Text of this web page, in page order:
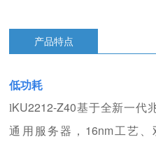
产品特点
低功耗
lKU2212-Z40基于全新一代
通用服务器，16nm工艺